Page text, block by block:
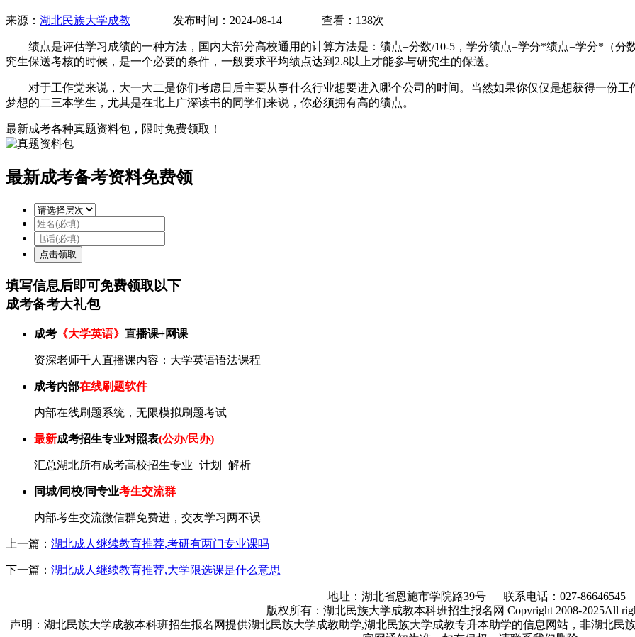
来源： 湖北民族大学成教 发布时间：2024-08-14 查看：138次
绩点是评估学习成绩的一种方法，国内大部分高校通用的计算方法是：绩点=分数/10-5，学分绩点=学分*绩点=学分*（分
究生保送考核的时候，是一个必要的条件，一般要求平均绩点达到2.8以上才能参与研究生的保送。
对于工作党来说，大一大二是你们考虑日后主要从事什么行业想要进入哪个公司的时间。当然如果你仅仅是想获得一份工
梦想的二三本学生，尤其是在北上广深读书的同学们来说，你必须拥有高的绩点。
最新成考各种真题资料包，限时免费领取！
最新成考备考资料免费领
填写信息后即可免费领取以下
成考备考大礼包
成考 《大学英语》 直播课+网课
资深老师千人直播课内容：大学英语语法课程
成考内部在线刷题软件
内部在线刷题系统，无限模拟刷题考试
最新成考招生专业对照表(公办/民办)
汇总湖北所有成考高校招生专业+计划+解析
同城/同校/同专业考生交流群
内部考生交流微信群免费进，交友学习两不误
上一篇： 湖北成人继续教育推荐,考研有两门专业课吗
下一篇： 湖北成人继续教育推荐,大学限选课是什么意思
地址：湖北省恩施市学院路39号 联系电话：027-86646545
版权所有：湖北民族大学成教本科班招生报名网 Copyright 2008-2025All
声明：湖北民族大学成教本科班招生报名网提供湖北民族大学成教助学,湖北民族大学成教专升本助学的信息网站，非湖北民